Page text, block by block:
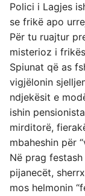
Polici i Lagjes
se frikë apo
Për tu ruajtur
misterioz i
Spiunat që as
vigjëlonin
ndjekësit e
ishin
mirditorë,
mbaheshin për
Në prag
pijanecët,
mos helmonin